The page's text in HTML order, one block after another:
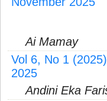
Ai Mamay
Vol 6, No 1
2025
Andini Eka